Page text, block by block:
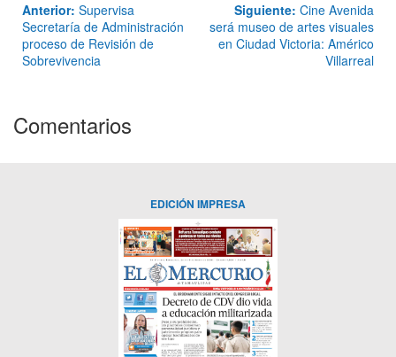
Anterior: Supervisa
Secretaría de Administración
proceso de Revisión de
Sobrevivencia
Siguiente: Cine Avenida
será museo de artes visuales
en Ciudad Victoria: Américo
Villarreal
Comentarios
EDICIÓN IMPRESA